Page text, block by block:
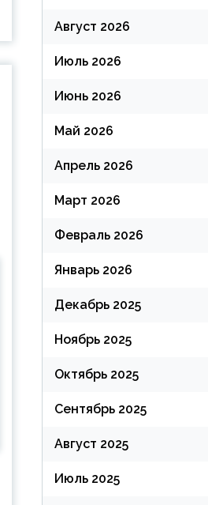
Август 2026
Июль 2026
Июнь 2026
Май 2026
Апрель 2026
Март 2026
Февраль 2026
Январь 2026
Декабрь 2025
Ноябрь 2025
Октябрь 2025
Сентябрь 2025
Август 2025
Июль 2025